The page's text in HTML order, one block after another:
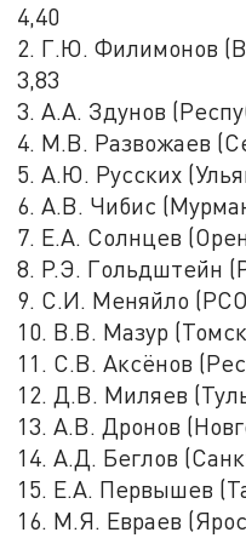
4,40
2. Г.Ю. Филимонов
3,83
3. А.А. Здунов
4. М.В. Развожаев
5. А.Ю. Русских
6. А.В. Чибис
7. Е.А. Солнцев
8. Р.Э. Гольдштейн
9. С.И. Меняйло
10. В.В. Мазур
11. С.В. Аксёнов
12. Д.В. Миляев
13. А.В. Дронов
14. А.Д. Беглов
15. Е.А. Первышев
16. М.Я. Евраев